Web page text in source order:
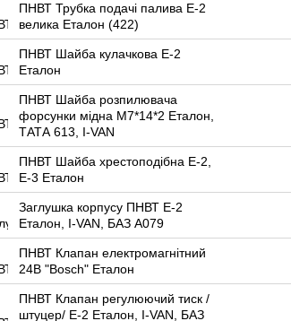
ПНВТ Трубка подачі палива Е-2
велика Еталон (422)
ПНВТ Шайба кулачкова Е-2
Еталон
ПНВТ Шайба розпилювача
форсунки мідна М7*14*2 Еталон,
ТАТА 613, I-VAN
ПНВТ Шайба хрестоподібна Е-2,
Е-3 Еталон
Заглушка корпусу ПНВТ Е-2
Еталон, I-VAN, БАЗ А079
ПНВТ Клапан електромагнітний
24В "Bosch" Еталон
ПНВТ Клапан регулюючий тиск /
штуцер/ Е-2 Еталон, I-VAN, БАЗ